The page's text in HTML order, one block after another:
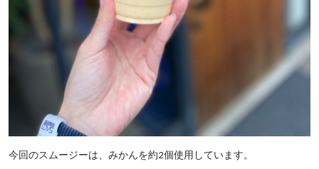
今回のスムージーは、みかんを約2個使用しています。